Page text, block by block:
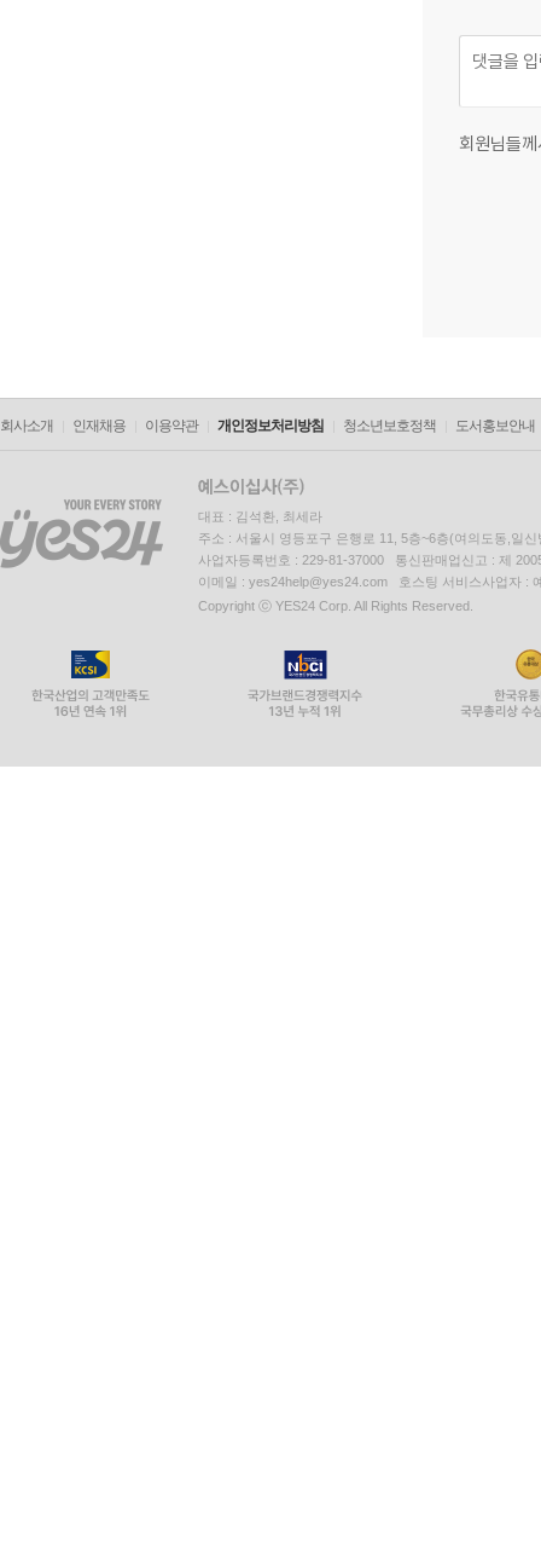
회원님들
회사소개 인재채용 이용약관 개인정보처리방침 청소년보호정책 도서홍보안내
대표 : 김석환, 최세라
주소 : 서울시 영등포구 은행로 11, 5층~6층(여의도동,일신
사업자등록번호 : 229-81-37000 통신판매업신고 : 제
이메일 : yes24help@yes24.com 호스팅 서비스사업자 :
Copyright ⓒ YES24 Corp. All Rights Reserved.